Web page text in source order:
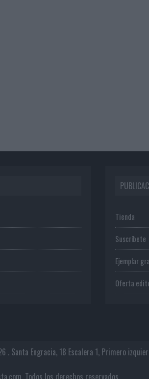
Tienda
Suscríbete
Ejemplar
Oferta
Santa Engracia, 18 Escalera 1, Primero
Todos los derechos reservados